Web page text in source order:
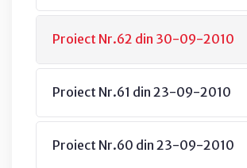
Proiect Nr.62 din 30-09-2010
Proiect Nr.61 din 23-09-2010
Proiect Nr.60 din 23-09-2010